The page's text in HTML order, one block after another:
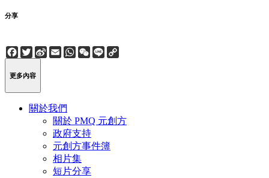
分享
Facebook
Twitter
Sina
Weibo
EmailWhatsApp
WeChat
Line
更多內容
關於我們
關於 PMQ 元創方
政府支持
元創方事件簿
相片集
短片分享